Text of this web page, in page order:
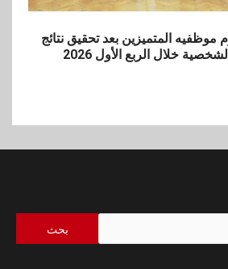
موظفيه المتميزين بعد تحقيق نتائج
خلال الربع الأول 2026